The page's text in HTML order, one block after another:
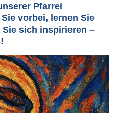
Pfarrei
vorbei, lernen Sie
sich inspirieren –